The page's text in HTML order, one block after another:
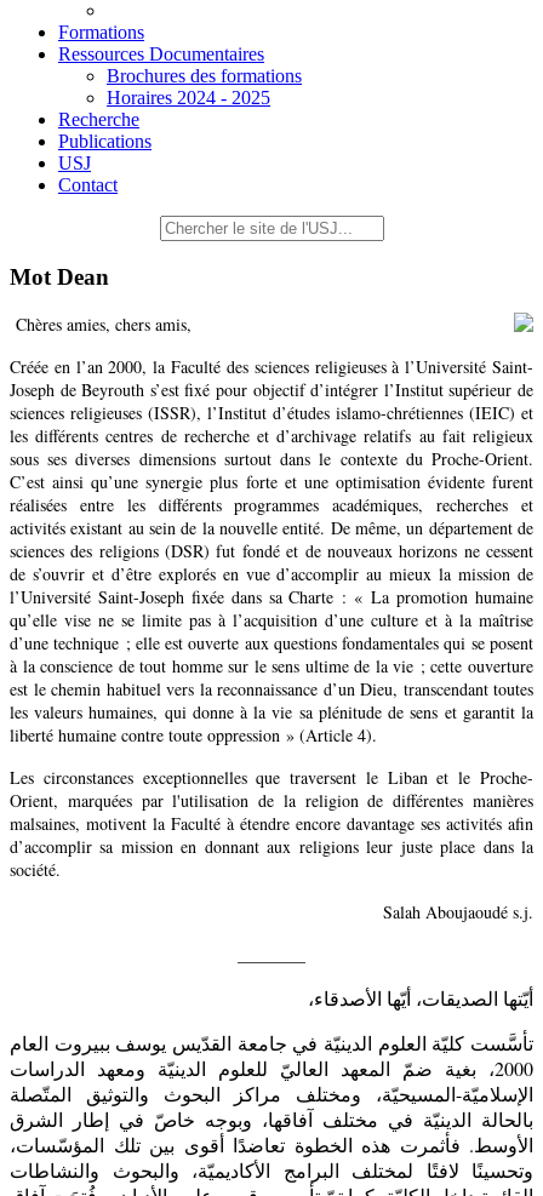
Formations
Ressources Documentaires
Brochures des formations
Horaires 2024 - 2025
Recherche
Publications
USJ
Contact
Mot Dean
Chères amies, chers amis,
Créée en l’an 2000, la Faculté des sciences religieuses à l’Université Saint-
Joseph de Beyrouth s’est fixé pour objectif d’intégrer l’Institut supérieur de
sciences religieuses (ISSR), l’Institut d’études islamo-chrétiennes (IEIC) et
les différents centres de recherche et d’archivage relatifs au fait religieux
sous ses diverses dimensions surtout dans le contexte du Proche-Orient.
C’est ainsi qu’une synergie plus forte et une optimisation évidente furent
réalisées entre les différents programmes académiques, recherches et
activités existant au sein de la nouvelle entité. De même, un département de
sciences des religions (DSR) fut fondé et de nouveaux horizons ne cessent
de s’ouvrir et d’être explorés en vue d’accomplir au mieux la mission de
l’Université Saint-Joseph fixée dans sa Charte : « La promotion humaine
qu’elle vise ne se limite pas à l’acquisition d’une culture et à la maîtrise
d’une technique ; elle est ouverte aux questions fondamentales qui se posent
à la conscience de tout homme sur le sens ultime de la vie ; cette ouverture
est le chemin habituel vers la reconnaissance d’un Dieu, transcendant toutes
les valeurs humaines, qui donne à la vie sa plénitude de sens et garantit la
liberté humaine contre toute oppression » (Article 4).
Les circonstances exceptionnelles que traversent le Liban et le Proche-
Orient, marquées par l'utilisation de la religion de différentes manières
malsaines, motivent la Faculté à étendre encore davantage ses activités afin
d’accomplir sa mission en donnant aux religions leur juste place dans la
société.
Salah Aboujaoudé s.j.
أيّتها الصديقات، أيّها الأصدقاء،
تأسَّست كليّة العلوم الدينيّة في جامعة القدّيس يوسف ببيروت العام
2000، بغية ضمّ المعهد العاليّ للعلوم الدينيّة ومعهد الدراسات
الإسلاميّة-المسيحيّة، ومختلف مراكز البحوث والتوثيق المتّصلة
بالحالة الدينيّة في مختلف آفاقها، وبوجه خاصّ في إطار الشرق
الأوسط. فأثمرت هذه الخطوة تعاضدًا أقوى بين تلك المؤسّسات،
وتحسينًا لافتًا لمختلف البرامج الأكاديميّة، والبحوث والنشاطات